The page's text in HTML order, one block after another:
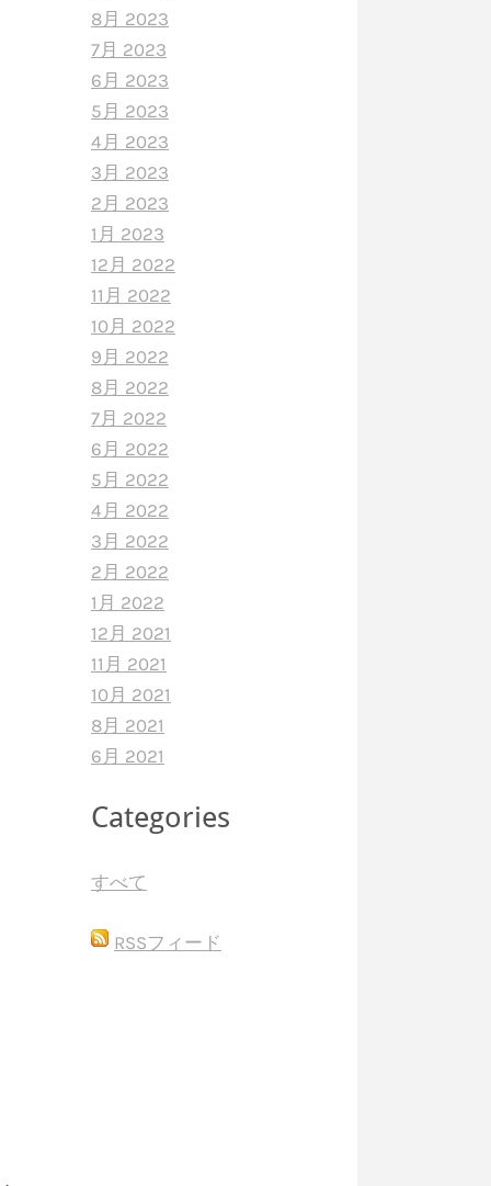
8月 2023
7月 2023
6月 2023
5月 2023
4月 2023
3月 2023
2月 2023
1月 2023
12月 2022
11月 2022
10月 2022
9月 2022
8月 2022
7月 2022
6月 2022
5月 2022
4月 2022
3月 2022
2月 2022
1月 2022
12月 2021
11月 2021
10月 2021
8月 2021
6月 2021
Categories
すべて
RSSフィード